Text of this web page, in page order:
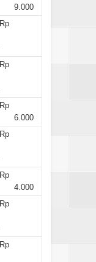
9.000
Rp
Rp
Rp
6.000
Rp
Rp
4.000
Rp
Rp